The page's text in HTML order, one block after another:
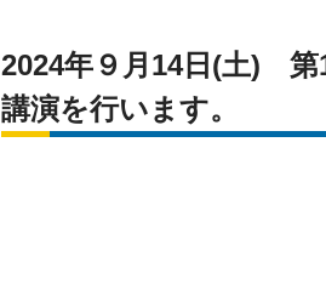
2024年９月14日(土)　
講演を行います。